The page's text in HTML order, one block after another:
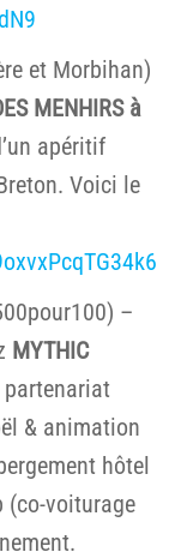
et Morbihan)
MENHIRS à
apéritif
Voici le
–
MYTHIC
partenariat
& animation
hôtel
(co-voiturage